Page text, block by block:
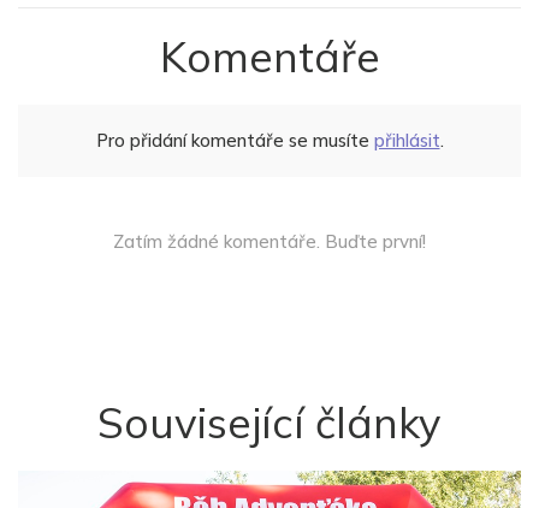
Komentáře
Pro přidání komentáře se musíte přihlásit.
Zatím žádné komentáře. Buďte první!
Související články